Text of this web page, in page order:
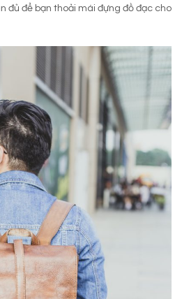
đủ để bạn thoải mái đựng đồ đạc cho